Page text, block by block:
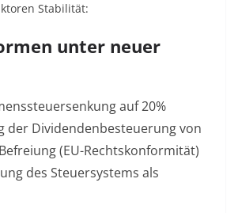
Stabilität:
unter neuer
auf 20%
der Dividendenbesteuerung von
(EU-Rechtskonformität)
des Steuersystems als